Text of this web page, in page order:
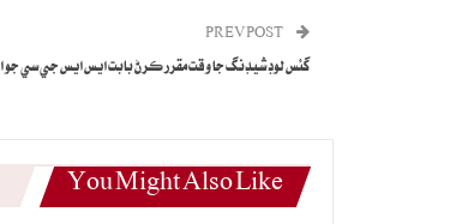
گئس لوڊشيڊنگ جا وقت مقرر ڪرڻ بابت ايس ايس جي سي جو
You Might Also Like